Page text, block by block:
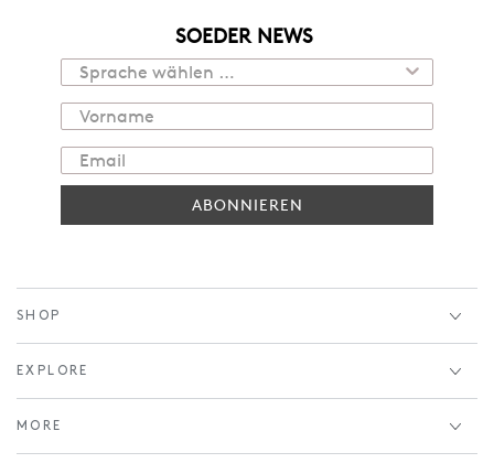
SOEDER NEWS
ABONNIEREN
SHOP
EXPLORE
MORE